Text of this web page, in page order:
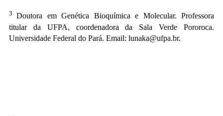
3Doutora em Genética Bioquímica e Molecular. Professora
titular da UFPA, coordenadora da Sala Verde Pororoca.
Universidade Federal do Pará. Email: lunaka@ufpa.br.